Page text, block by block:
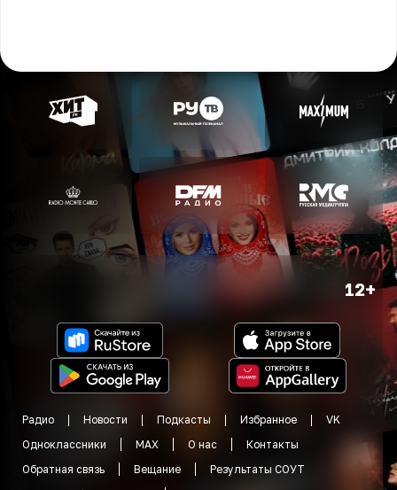
12+
Радио Новости Подкасты Избранное
VK
Одноклассники
MAX О нас
Контакты
Обратная связь
Вещание
Результаты СОУТ